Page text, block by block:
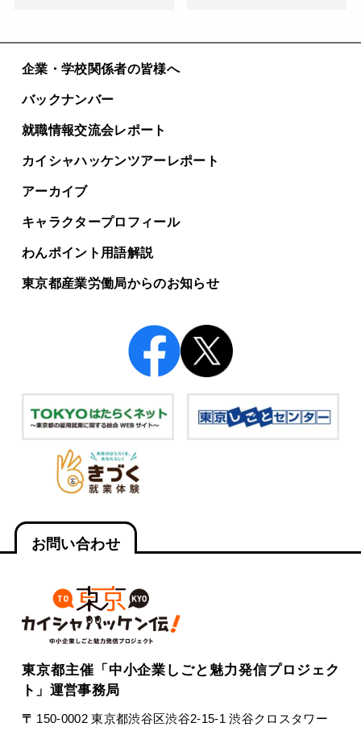
企業・学校関係者の皆様へ
バックナンバー
就職情報交流会レポート
カイシャハッケンツアーレポート
アーカイブ
キャラクタープロフィール
わんポイント用語解説
東京都産業労働局からのお知らせ
お問い合わせ
東京都主催「中小企業しごと魅力発信プロジェク
ト」運営事務局
〒 150-0002 東京都渋谷区渋谷2-15-1 渋谷クロスタワー